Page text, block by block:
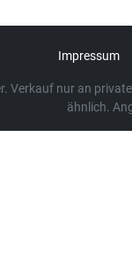
Impressum
Verkauf nur an
ähnlich.